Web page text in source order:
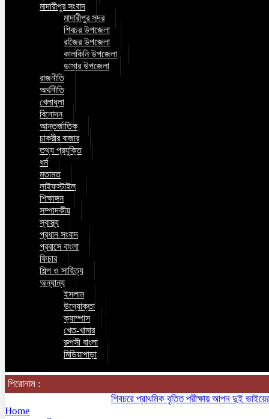
মাদারীপুর সংবাদ
মাদারীপুর সদর
শিবচর উপজেলা
রাজৈর উপজেলা
কালকিনি উপজেলা
ডাসার উপজেলা
রাজনীতি
অর্থনীতি
খেলাধুলা
বিনোদন
আন্তর্জাতিক
চাকরীর বাজার
তথ্য প্রযুক্তি
ধর্ম
মতামত
লাইফস্টাইল
শিক্ষাঙ্গন
সম্পাদকীয়
স্বাস্থ্য
প্রধান সংবাদ
প্রবাসে বাংলা
ফিচার
শিল্প ও সাহিত্য
অন্যান্য
ইসলাম
উদ্যোক্তা
ক্যাম্পাস
খেত-খামার
রুপসী বাংলা
মিডিয়াপাড়া
শিরোনাম :
শিবচরে প্রাথমিক বৃত্তি পরীক্ষায় আপন দুই ভাইয়ের
Home